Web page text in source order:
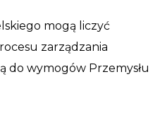
mogą liczyć
zarządzania
do wymogów Przemysłu